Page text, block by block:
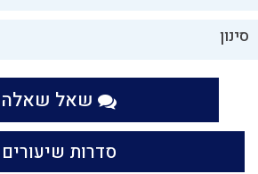
סינון
שאל שאלה
סדרות שיעורים